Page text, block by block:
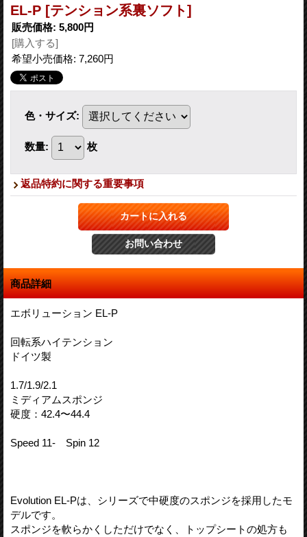
EL-P [テンション系裏ソフト]
販売価格: 5,800円
[購入する]
希望小売価格: 7,260円
色・サイズ:
数量: 枚
返品特約に関する重要事項
商品詳細
エボリューション EL-P
回転系ハイテンション
ドイツ製
1.7/1.9/2.1
ミディアムスポンジ
硬度：42.4〜44.4
Speed 11- Spin 12
Evolution EL-Pは、シリーズで中硬度のスポンジを採用したモ
デルです。
スポンジを軟らかくしただけでなく、トップシートの処方も